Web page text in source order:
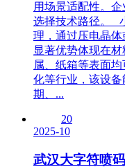
用场景适配性。
选择技术路径。
理，通过压电晶
显著优势体现在
属、纸箱等表面
化等行业，该设
期、...
20
2025-10
武汉大字符喷